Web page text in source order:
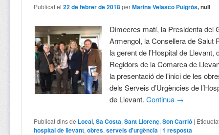
Publicat el22 de febrer de 2018 perMarina Velasco Puigròs, null
Dimecres matí, la Presidenta del
Armengol, la Consellera de Salut
la gerent de l’Hospital de Llevant,
Regidors de la Comarca de
la presentació de l’inici de les
dels Serveis d’Urgències de
de Llevant.Continua →
Publicat dins de Local,Sa Costa,Sant Llorenç,Son Carrió |
hospital de llevant,obres,serveis d'urgència |1 resposta